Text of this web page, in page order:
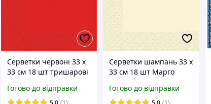
Серветки червоні 33 х
33 см 18 шт тришарові
Готово до відправки
Серветки шампань 33 х
33 см 18 шт Марго
Готово до відправки